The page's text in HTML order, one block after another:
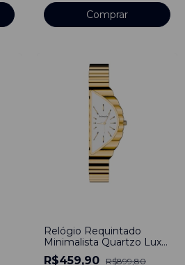
Relógio Requintado
Minimalista Quartzo Luxo
Dourado
R$459,90 R$899,80